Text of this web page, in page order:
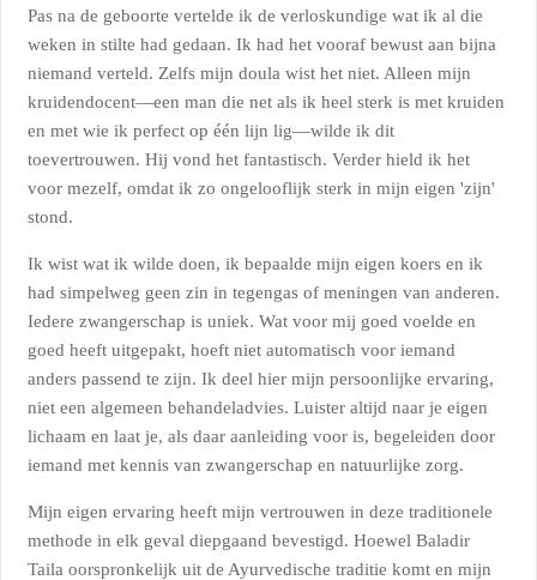
Pas na de geboorte vertelde ik de verloskundige wat ik al die
weken in stilte had gedaan. Ik had het vooraf bewust aan bijna
niemand verteld. Zelfs mijn doula wist het niet. Alleen mijn
kruidendocent—een man die net als ik heel sterk is met kruiden
en met wie ik perfect op één lijn lig—wilde ik dit
toevertrouwen. Hij vond het fantastisch. Verder hield ik het
voor mezelf, omdat ik zo ongelooflijk sterk in mijn eigen 'zijn'
stond.
Ik wist wat ik wilde doen, ik bepaalde mijn eigen koers en ik
had simpelweg geen zin in tegengas of meningen van anderen.
Iedere zwangerschap is uniek. Wat voor mij goed voelde en
goed heeft uitgepakt, hoeft niet automatisch voor iemand
anders passend te zijn. Ik deel hier mijn persoonlijke ervaring,
niet een algemeen behandeladvies. Luister altijd naar je eigen
lichaam en laat je, als daar aanleiding voor is, begeleiden door
iemand met kennis van zwangerschap en natuurlijke zorg.
Mijn eigen ervaring heeft mijn vertrouwen in deze traditionele
methode in elk geval diepgaand bevestigd. Hoewel Baladir
Taila oorspronkelijk uit de Ayurvedische traditie komt en mijn